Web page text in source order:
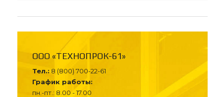
ООО «ТЕХНОПРОК-61»
Тел.: 8 (800) 700-22-61
График работы:
пн.-пт.: 8.00 - 17.00